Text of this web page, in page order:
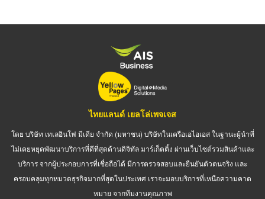
ไทยแลนด์ เยลโล่เพจเจส
โดย บริษัท เทเลอินโฟ มีเดีย จำกัด (มหาชน) บริษัทในเครือเอไอเอส ในฐานะผู้นำที่
ไม่เคยหยุดพัฒนาบริการที่ดีที่สุดด้านดิจิทัล มาร์เก็ตติ้ง ผ่านเว็บไซต์รวมสินค้าและ
บริการ จากผู้ประกอบการที่เชื่อถือได้ มีการตรวจสอบและยืนยันตัวตนจริง และ
ครอบคลุมทุกหมวดธุรกิจมากที่สุดในประเทศ เราจะมอบบริการที่เหนือความคาด
หมาย จากทีมงานคุณภาพ